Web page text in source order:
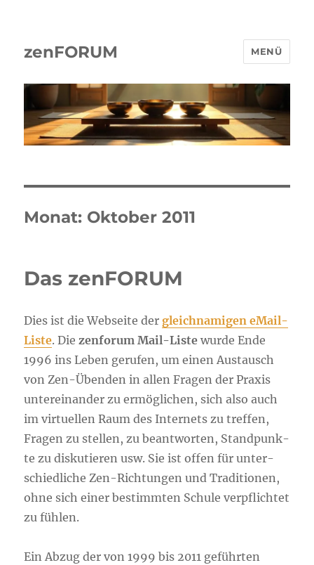
zenFORUM MENÜ
Monat: Oktober 2011
Das zenFORUM
Dies ist die Web­sei­te dergleich­na­mi­gen eMail-
Lis­te. Diezen­fo­rum Mail-Lis­te wur­de Ende
1996 ins Leben geru­fen, um einen Aus­tausch
von Zen-Üben­den in allen Fra­gen der Pra­xis
unter­ein­an­der zu ermög­li­chen, sich also auch
im vir­tu­el­len Raum des Inter­nets zu tref­fen,
Fra­gen zu stel­len, zu beant­wor­ten, Stand­punk­
te zu dis­ku­tie­ren usw. Sie ist offen für unter­
schied­li­che Zen-Rich­tun­gen und Tra­di­tio­nen,
ohne sich einer bestimm­ten Schu­le ver­pflich­tet
zu fühlen.
Ein Abzug der von 1999 bis 2011 geführ­ten